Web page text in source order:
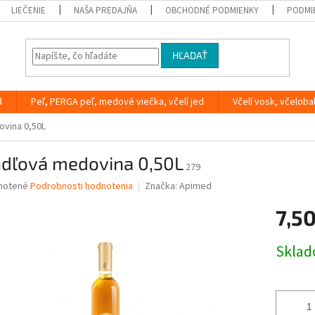
LIEČENIE NAŠA PREDAJŇA OBCHODNÉ PODMIENKY
HĽADAŤ
Peľ, PERGA peľ, medové viečka, včelí jed Včelí vosk,
0,50L
medovina 0,50L 279
Podrobnosti hodnotenia Značka: Apimed
cena: